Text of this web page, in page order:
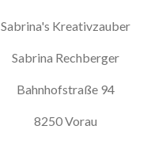
Sabrina's Kreativzauber
Sabrina Rechberger
Bahnhofstraße 94
8250 Vorau